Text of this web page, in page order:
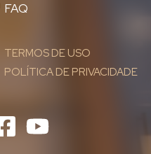
FAQ
TERMOS DE USO
POLÍTICA DE PRIVACIDADE